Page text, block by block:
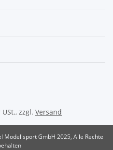
zzgl. Versand
GmbH 2025, Alle Rechte